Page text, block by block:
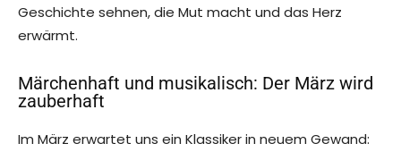
Geschichte sehnen, die Mut macht und das Herz
erwärmt.
Märchenhaft und musikalisch: Der März wird
zauberhaft
Im März erwartet uns ein Klassiker in neuem Gewand: